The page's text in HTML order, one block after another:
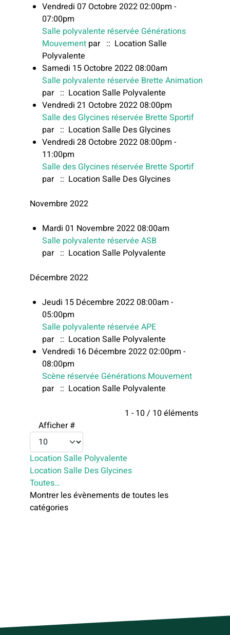
Vendredi 07 Octobre 2022 02:00pm -
07:00pm
Salle polyvalente réservée Générations
Mouvement par :: Location Salle
Polyvalente
Samedi 15 Octobre 2022 08:00am
Salle polyvalente réservée Brette Animation
par :: Location Salle Polyvalente
Vendredi 21 Octobre 2022 08:00pm
Salle des Glycines réservée Brette Sportif
par :: Location Salle Des Glycines
Vendredi 28 Octobre 2022 08:00pm -
11:00pm
Salle des Glycines réservée Brette Sportif
par :: Location Salle Des Glycines
Novembre 2022
Mardi 01 Novembre 2022 08:00am
Salle polyvalente réservée ASB
par :: Location Salle Polyvalente
Décembre 2022
Jeudi 15 Décembre 2022 08:00am -
05:00pm
Salle polyvalente réservée APE
par :: Location Salle Polyvalente
Vendredi 16 Décembre 2022 02:00pm -
08:00pm
Scène réservée Générations Mouvement
par :: Location Salle Polyvalente
1 - 10 / 10 éléments
Afficher #
Location Salle Polyvalente
Location Salle Des Glycines
Toutes…
Montrer les évènements de toutes les
catégories